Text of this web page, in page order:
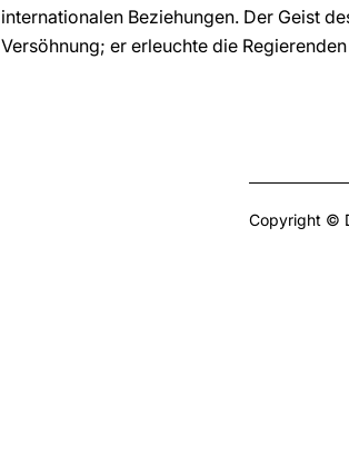
internationalen Beziehungen. Der Geist
Versöhnung; er erleuchte die
Copyright ©